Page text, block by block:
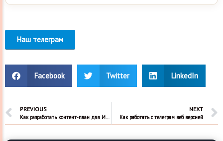
Наш телеграм
Facebook Twitter LinkedIn
PREVIOUS
Как разработать контент-план для Инстаграм
NEXT
Как работать с телеграм веб версией